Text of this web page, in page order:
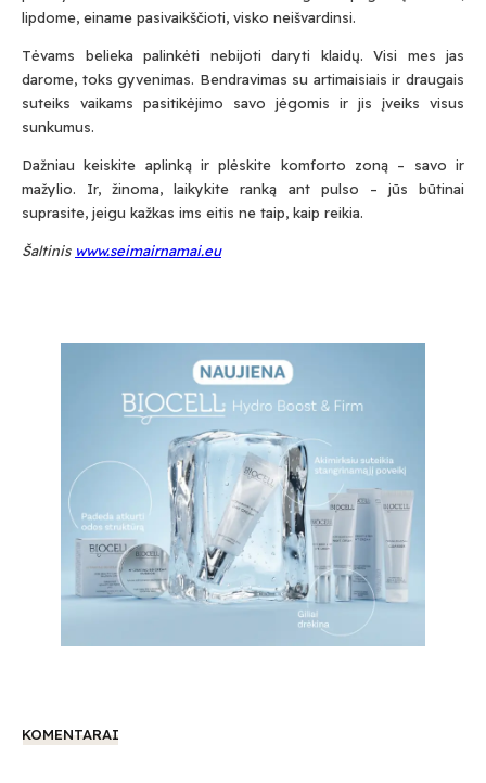
lipdome, einame pasivaikščioti, visko neišvardinsi.
Tėvams belieka palinkėti nebijoti daryti klaidų. Visi mes jas
darome, toks gyvenimas. Bendravimas su artimaisiais ir draugais
suteiks vaikams pasitikėjimo savo jėgomis ir jis įveiks visus
sunkumus.
Dažniau keiskite aplinką ir plėskite komforto zoną – savo ir
mažylio. Ir, žinoma, laikykite ranką ant pulso – jūs būtinai
suprasite, jeigu kažkas ims eitis ne taip, kaip reikia.
Šaltinis www.seimairnamai.eu
KOMENTARAI
Submit
Prenumeruodami Jūs sutinkate su mūsų
privatumoirslapukų politika